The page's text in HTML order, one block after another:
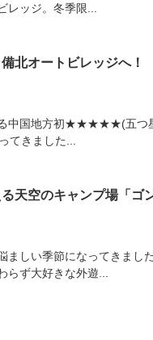
レッジ。冬季限...
北オートビレッジへ！
る中国地方初★★★★★(五つ
てきました...
る天空のキャンプ場「ゴ
ましい季節になってきまし
らず大好きな外遊...